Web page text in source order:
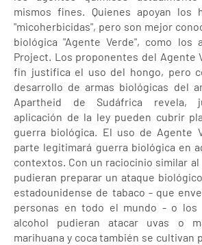
mismos fines. Quienes apoyan los
"micoherbicidas", pero son mejor
biológica "Agente Verde", como los
Project. Los proponentes del Agente
fin justifica el uso del hongo, pero
desarrollo de armas biológicas del
Apartheid de Sudáfrica revela,
aplicación de la ley pueden cubrir
guerra biológica. El uso de Agente
parte legitimará guerra biológica en
contextos. Con un raciocinio similar al
pudieran preparar un ataque
estadounidense de tabaco - que
personas en todo el mundo - o los
alcohol pudieran atacar uvas o
marihuana y coca también se cultivan